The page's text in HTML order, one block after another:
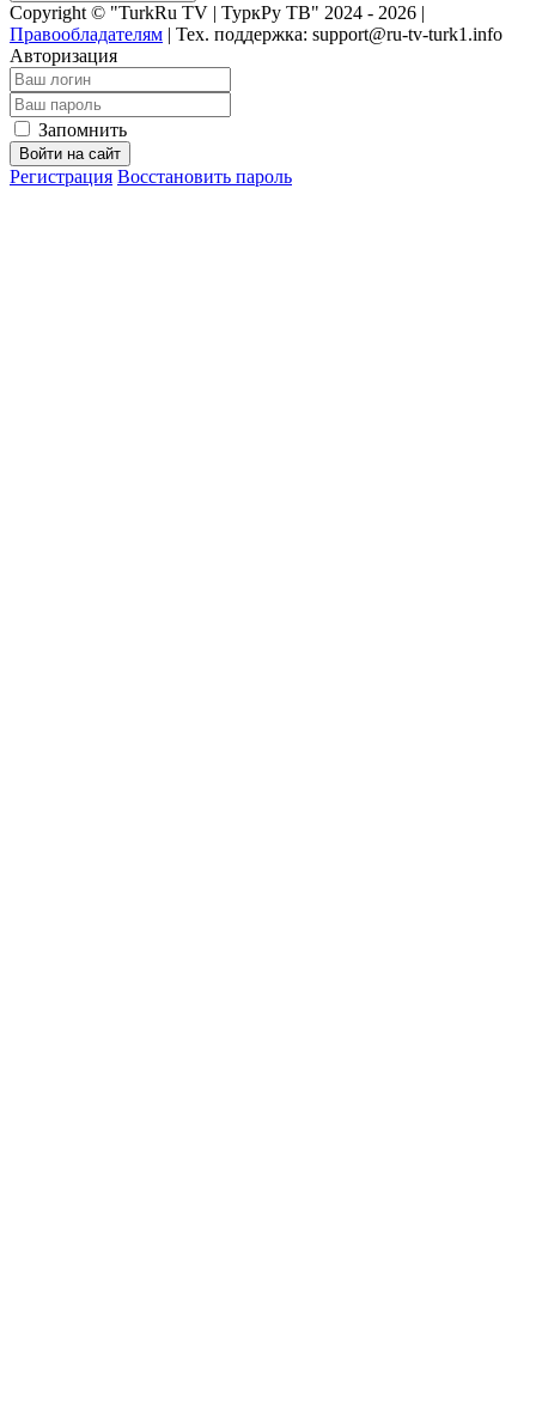
Copyright © "TurkRu TV | ТуркРу ТВ" 2024 - 2026 |
Правообладателям | Тех. поддержка: support@ru-tv-turk1.info
Авторизация
Запомнить
Войти на сайт
Регистрация Восстановить пароль